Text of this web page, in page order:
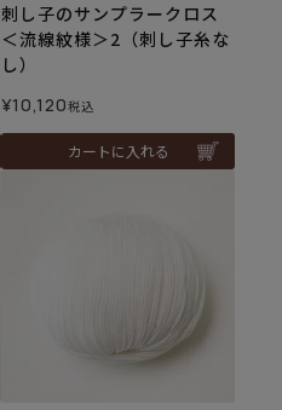
刺し子のサンプラークロス
＜流線紋様＞2（刺し子糸な
し）
¥10,120税込
カートに入れる